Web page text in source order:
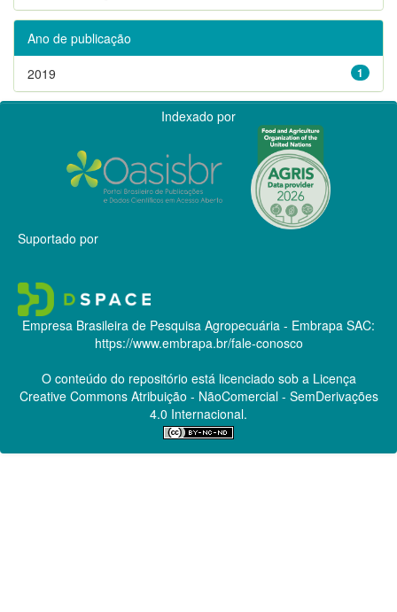
Ano de publicação
1
2019
Indexado por
Suportado por
Empresa Brasileira de Pesquisa Agropecuária - Embrapa SAC:
https://www.embrapa.br/fale-conosco
O conteúdo do repositório está licenciado sob a Licença
Creative CommonsAtribuição - NãoComercial - SemDerivações
4.0 Internacional.